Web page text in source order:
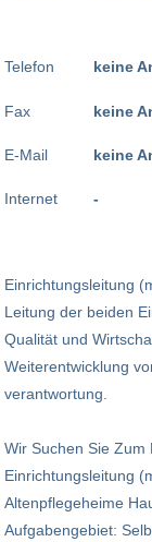
Telefon
Fax
E-Mail
Internet
keine
keine
keine
-
Einrichtungsleitung
Leitung der beiden
Qualität und
Weiterentwicklung
verantwortung.
Wir Suchen Sie Zum
Einrichtungsleitung
Altenpflegeheime
Aufgabengebiet: